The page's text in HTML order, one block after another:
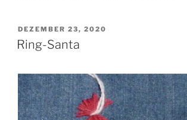
VERÖFFENTLICHT
AM
DEZEMBER 23, 2020
Ring-Santa